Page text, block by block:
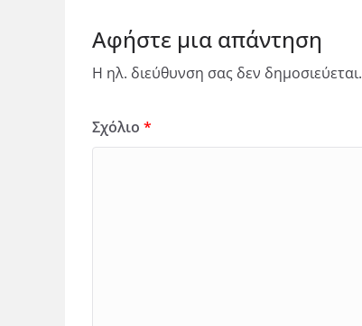
Αφήστε μια απάντηση
Η ηλ. διεύθυνση σας δεν δημοσιεύεται.
Σχόλιο *